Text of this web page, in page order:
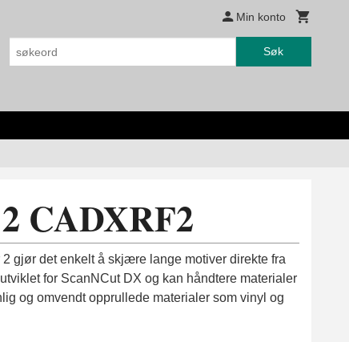
Min konto
Søk
CADXRF2
gjør det enkelt å skjære lange motiver direkte fra
for ScanNCut DX og kan håndtere materialer
og omvendt opprullede materialer som vinyl og